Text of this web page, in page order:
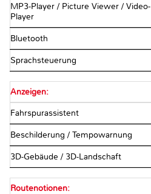
MP3-Player / Picture Viewer / Video-
Player
Bluetooth
Sprachsteuerung
Anzeigen:
Fahrspurassistent
Beschilderung / Tempowarnung
3D-Gebäude / 3D-Landschaft
Routenotionen: